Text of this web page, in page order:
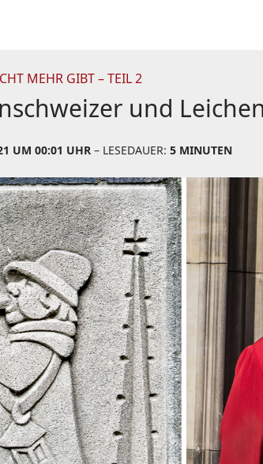
MEHR GIBT – TEIL 2
und
UM 00:01 UHR – LESEDAUER: 5 MINUTEN